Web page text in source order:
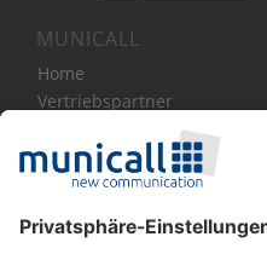
MUNICALL
Home
Vertriebspartner
Über Uns
News
Kontakt